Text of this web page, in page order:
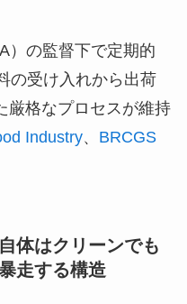
）の監督下で定期的
の受け入れから出荷
厳格なプロセスが維持
Industry、 BRCGS
体はクリーンでも
走する構造